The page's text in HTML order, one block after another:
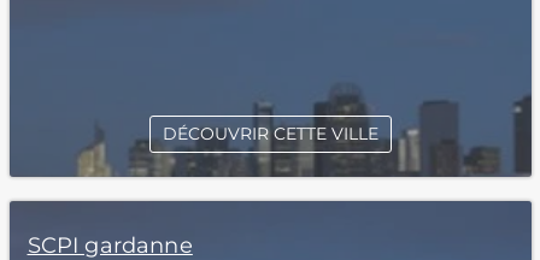
DÉCOUVRIR CETTE VILLE
SCPI gardanne